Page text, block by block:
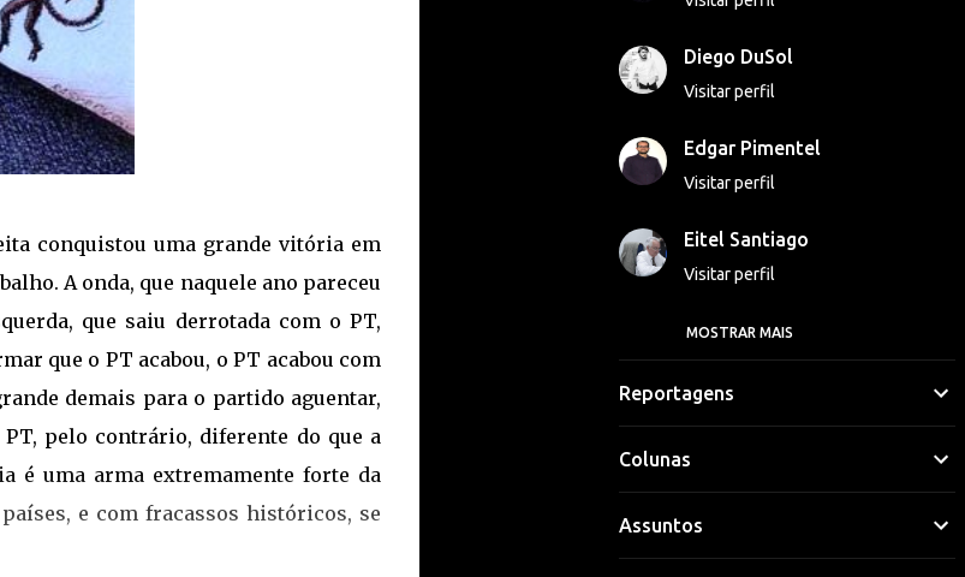
conquistou uma grande vitória em
A onda, que naquele ano pareceu
que saiu derrotada com o PT,
que o PT acabou, o PT acabou com
demais para o partido aguentar,
pelo contrário, diferente do que a
é uma arma extremamente forte da
e com fracassos históricos, se
Diego DuSol
Visitar perfil
Edgar Pimentel
Visitar perfil
Eitel Santiago
Visitar perfil
Georgina Luna
Gláucio Vinicius
Visitar perfil
Hipólito Lima
Visitar perfil
MOSTRAR MAIS
Reportagens
Colunas
Assuntos